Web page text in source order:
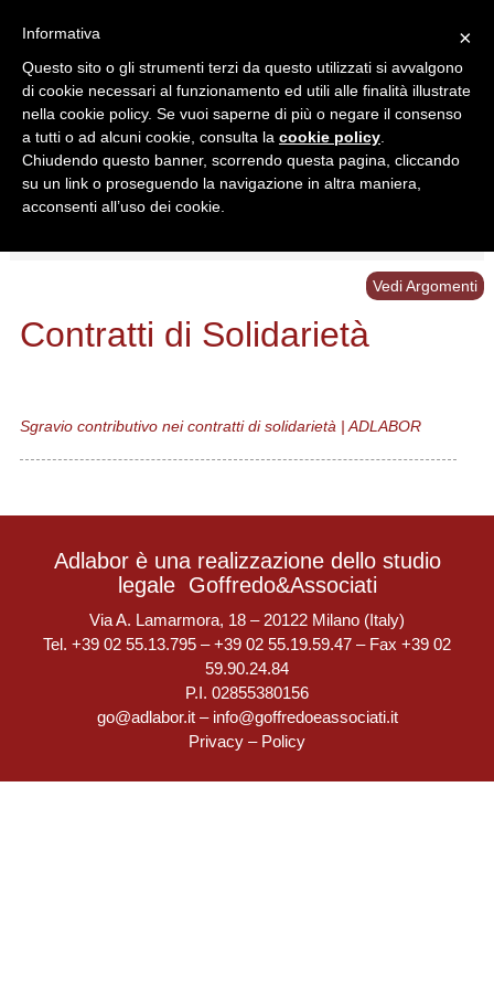
Ricerca in:
Sezione corrente
Tutto il sito
Contratti di Solidarietà
Sgravio contributivo nei contratti di solidarietà | ADLABOR
Vedi Argomenti
Adlabor è una realizzazione dello studio
legale Goffredo&Associati
Via A. Lamarmora, 18 – 20122 Milano (Italy)
Tel. +39 02 55.13.795 – +39 02 55.19.59.47 – Fax +39 02
59.90.24.84
P.I. 02855380156
go@adlabor.it– info@goffredoeassociati.it
Privacy – Policy
×
Informativa
Questo sito o gli strumenti terzi da questo utilizzati si avvalgono
di cookie necessari al funzionamento ed utili alle finalità illustrate
nella cookie policy. Se vuoi saperne di più o negare il consenso
a tutti o ad alcuni cookie, consulta la cookie policy
Chiudendo questo banner, scorrendo questa pagina, cliccando
su un link o proseguendo la navigazione in altra maniera,
acconsenti all’uso dei cookie.